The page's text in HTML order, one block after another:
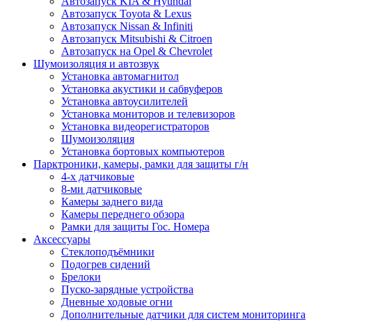
Автозапуск Toyota & Lexus
Автозапуск Nissan & Infiniti
Автозапуск Mitsubishi & Citroen
Автозапуск на Opel & Chevrolet
Шумоизоляция и автозвук
Установка автомагнитол
Установка акустики и сабвуферов
Установка автоусилителей
Установка мониторов и телевизоров
Установка видеорегистраторов
Шумоизоляция
Установка бортовых компьютеров
Парктроники, камеры, рамки для защиты г/н
4-х датчиковые
8-ми датчиковые
Камеры заднего вида
Камеры переднего обзора
Рамки для защиты Гос. Номера
Аксессуары
Стеклоподъёмники
Подогрев сидений
Брелоки
Пуско-зарядные устройства
Дневные ходовые огни
Дополнительные датчики для систем мониторинга